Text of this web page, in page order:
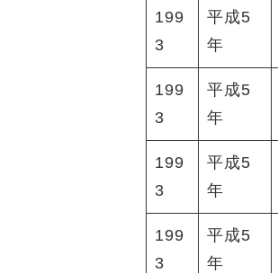
199
3
平成5
年
199
3
平成5
年
199
3
平成5
年
199
3
平成5
年